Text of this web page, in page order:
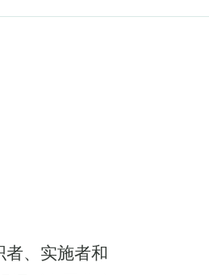
、实施者和